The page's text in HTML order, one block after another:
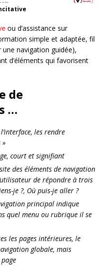
ou d’assistance sur
simple et adaptée, fil
une navigation guidée),
d’éléments qui favorisent
de
…
les rendre
»
court et signifiant
des éléments de navigation
de répondre à trois
je ?, Où puis-je aller ?
principal indique
quel menu ou rubrique il se
les pages intérieures, le
globale, mais